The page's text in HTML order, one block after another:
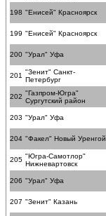
198 "Енисей" Красноярск
199 "Енисей" Красноярск
200 "Урал" Уфа
201 "Зенит" Санкт-
Петербург
202 "Газпром-Югра"
Сургутский район
203 "Урал" Уфа
204 "Факел" Новый Уренгой
205 "Югра-Самотлор"
Нижневартовск
206 "Урал" Уфа
207 "Зенит" Казань